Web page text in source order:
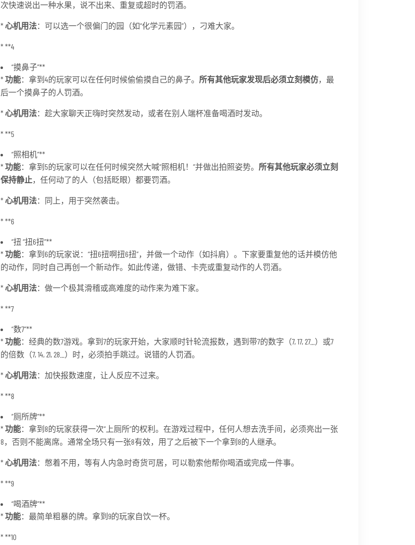
次快速说出一种水果，说不出来、重复或超时的罚酒。
*心机用法：可以选一个很偏门的园（如“化学元素园”），刁难大家。
* **4
“摸鼻子”**
*功能：拿到4的玩家可以在任何时候偷偷摸自己的鼻子。 所有其他玩家发现后必须立刻模仿，最
后一个摸鼻子的人罚酒。
*心机用法：趁大家聊天正嗨时突然发动，或者在别人端杯准备喝酒时发动。
* **5
“照相机”**
*功能：拿到5的玩家可以在任何时候突然大喊“照相机！”并做出拍照姿势。 所有其他玩家必须立刻
保持静止，任何动了的人（包括眨眼）都要罚酒。
*心机用法：同上，用于突然袭击。
* **6
“扭 “扭6扭”**
*功能：拿到6的玩家说：“扭6扭啊扭6扭”，并做一个动作（如抖肩）。下家要重复他的话并模仿他
的动作，同时自己再创一个新动作。如此传递，做错、卡壳或重复动作的人罚酒。
*心机用法：做一个极其滑稽或高难度的动作来为难下家。
* **7
“数7”**
*功能：经典的数7游戏。拿到7的玩家开始，大家顺时针轮流报数，遇到带7的数字（7, 17, 27...）或7
的倍数（7, 14, 21, 28...）时，必须拍手跳过。说错的人罚酒。
*心机用法：加快报数速度，让人反应不过来。
* **8
“厕所牌”**
*功能：拿到8的玩家获得一次“上厕所”的权利。在游戏过程中，任何人想去洗手间，必须亮出一张
8，否则不能离席。通常全场只有一张8有效，用了之后被下一个拿到8的人继承。
*心机用法：憋着不用，等有人内急时奇货可居，可以勒索他帮你喝酒或完成一件事。
* **9
“喝酒牌”**
*功能：最简单粗暴的牌。拿到9的玩家自饮一杯。
* **10